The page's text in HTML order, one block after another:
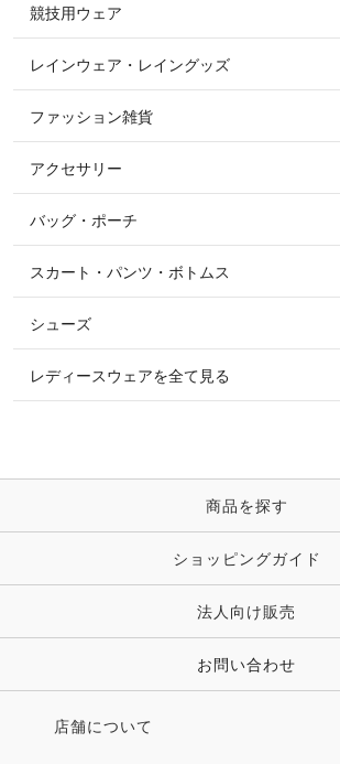
カットソー・Tシャツ・タンクトップ
ニット・セーター
シャツ・ブラウス・ワンピース
コート
ジャケット・ブルゾン
競技用ウェア
すべての競技用ウェア
ショージャケット
ショーシャツ
レインウェア・レイングッズ
ファッション雑貨
すべてのファッション雑貨
ソックス
ベルト
時計・財布・キーケース・革小物
キーホルダー・チャーム・ストラップ
その他 ファッション雑貨
アクセサリー
すべてのアクセサリー
リング
ピアス・イヤリング
ピン・ブローチ・コサージュ
その他 アクセサリー
バッグ・ポーチ
スカート・パンツ・ボトムス
シューズ
レディースウェアを全て見る
商品を探す
ショッピングガイド
法人向け販売
お問い合わせ
店舗について